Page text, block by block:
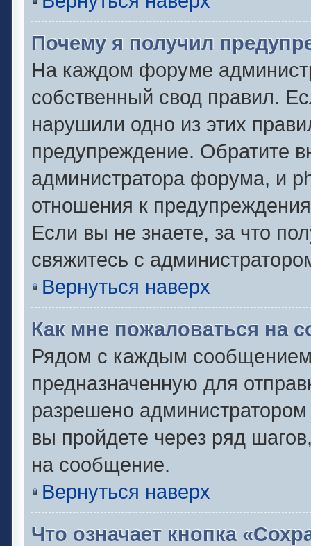
Почему я получил
На каждом форуме
собственный свод правил.
нарушили одно из этих
предупреждение. Обратите
администратора форума, и
отношения к
Если вы не знаете, за что
свяжитесь с
Вернуться наверх
Как мне пожаловаться на
Рядом с каждым сообщением
предназначенную для
разрешено
вы пройдете через ряд
на сообщение.
Вернуться наверх
Что означает кнопка